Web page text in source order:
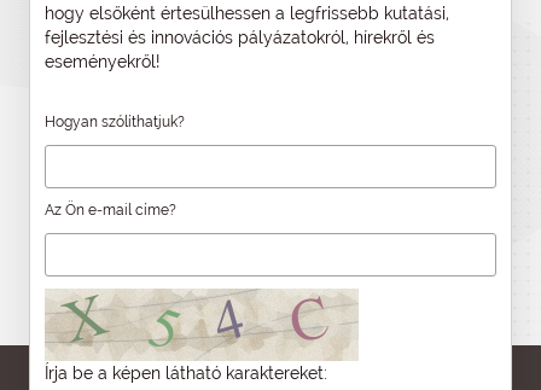
hogy elsőként értesülhessen a legfrissebb kutatási,
fejlesztési és innovációs pályázatokról, hírekről és
eseményekről!
Hogyan szólíthatjuk?
Az Ön e-mail címe?
Írja be a képen látható karaktereket: